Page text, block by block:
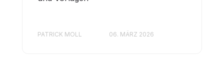
PATRICK MOLL 06. MÄRZ 2026